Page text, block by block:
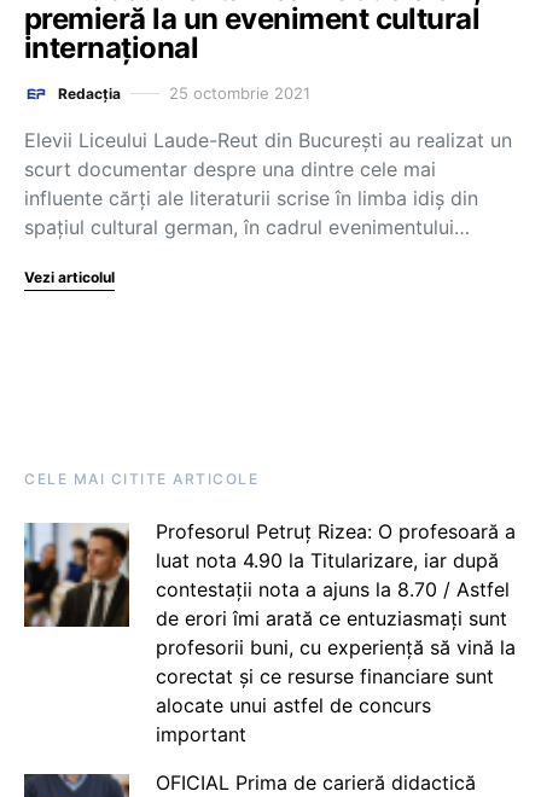
premieră la un eveniment cultural
internațional
Redacția 25 octombrie 2021
Elevii Liceului Laude-Reut din București au realizat un
scurt documentar despre una dintre cele mai
influente cărți ale literaturii scrise în limba idiș din
spațiul cultural german, în cadrul evenimentului…
Vezi articolul
CELE MAI CITITE ARTICOLE
Profesorul Petruț Rizea: O profesoară a
luat nota 4.90 la Titularizare, iar după
contestații nota a ajuns la 8.70 / Astfel
de erori îmi arată ce entuziasmați sunt
profesorii buni, cu experiență să vină la
corectat și ce resurse financiare sunt
alocate unui astfel de concurs
important
OFICIAL Prima de carieră didactică